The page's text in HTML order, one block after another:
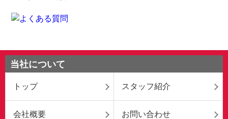
当社について
トップ スタッフ紹介
会社概要 お問い合わせ